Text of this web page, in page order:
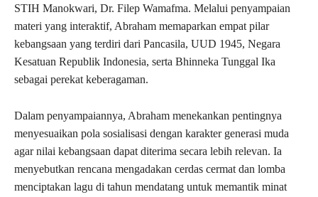
STIH Manokwari, Dr. Filep Wamafma. Melalui penyampaian
materi yang interaktif, Abraham memaparkan empat pilar
kebangsaan yang terdiri dari Pancasila, UUD 1945, Negara
Kesatuan Republik Indonesia, serta Bhinneka Tunggal Ika
sebagai perekat keberagaman.
Dalam penyampaiannya, Abraham menekankan pentingnya
menyesuaikan pola sosialisasi dengan karakter generasi muda
agar nilai kebangsaan dapat diterima secara lebih relevan. Ia
menyebutkan rencana mengadakan cerdas cermat dan lomba
menciptakan lagu di tahun mendatang untuk memantik minat